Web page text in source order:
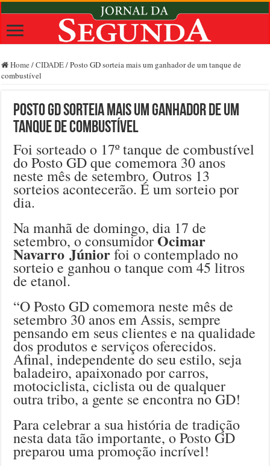
Home /CIDADE/Posto GD sorteia mais um ganhador de um tanque de
combustível
Posto GD sorteia mais um ganhador de um
tanque de combustível
Foi sorteado o 17º tanque de combustível
do Posto GD que comemora 30 anos
neste mês de setembro. Outros 13
sorteios acontecerão. É um sorteio por
dia.
Na manhã de domingo, dia 17 de
setembro, o consumidorOcimar
Navarro Júniorfoi o contemplado no
sorteio e ganhou o tanque com 45 litros
de etanol.
“O Posto GD comemora neste mês de
setembro 30 anos em Assis, sempre
pensando em seus clientes e na qualidade
dos produtos e serviços oferecidos.
Afinal, independente do seu estilo, seja
baladeiro, apaixonado por carros,
motociclista, ciclista ou de qualquer
outra tribo, a gente se encontra no GD!
Para celebrar a sua história de tradição
nesta data tão importante, o Posto GD
preparou uma promoção incrível!